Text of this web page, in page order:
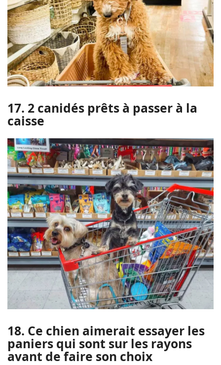
17. 2 canidés prêts à passer à la
caisse
18. Ce chien aimerait essayer les
paniers qui sont sur les rayons
avant de faire son choix